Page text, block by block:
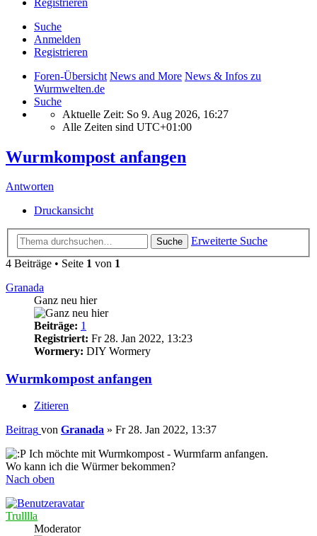
Suche
Anmelden
Registrieren
Foren-Übersicht News and More News & Infos zu
Wurmwelten.de
Suche
Aktuelle Zeit: So 9. Aug 2026, 16:27
Alle Zeiten sind UTC+01:00
Wurmkompost anfangen
Antworten
Druckansicht
Suche
Erweiterte Suche
4 Beiträge • Seite 1 von 1
Granada
Ganz neu hier
Beiträge: 1
Registriert: Fr 28. Jan 2022, 13:23
Wormery: DIY Wormery
Wurmkompost anfangen
Zitieren
Beitrag von Granada » Fr 28. Jan 2022, 13:37
Ich möchte mit Wurmkompost - Wurmfarm anfangen.
Wo kann ich die Würmer bekommen?
Nach oben
Trulllla
Moderator